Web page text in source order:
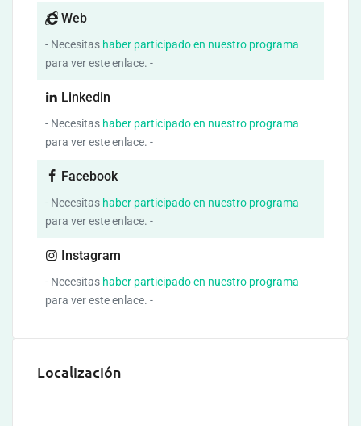
Web
- Necesitas haber participado en nuestro programa
para ver este enlace. -
Linkedin
- Necesitas haber participado en nuestro programa
para ver este enlace. -
Facebook
- Necesitas haber participado en nuestro programa
para ver este enlace. -
Instagram
- Necesitas haber participado en nuestro programa
para ver este enlace. -
Localización